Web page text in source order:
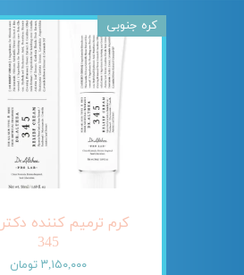
کرم ترمیم کننده دکتر
345
۳,۱۵۰,۰۰۰ تومان
کره جنوبی